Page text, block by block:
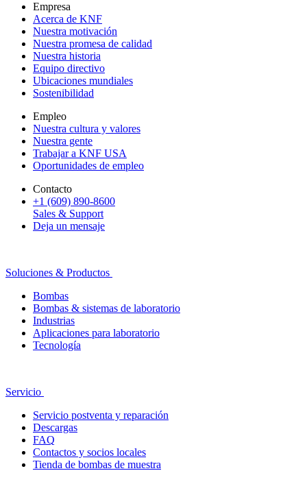
Empresa
Acerca de KNF
Nuestra motivación
Nuestra promesa de calidad
Nuestra historia
Equipo directivo
Ubicaciones mundiales
Sostenibilidad
Empleo
Nuestra cultura y valores
Nuestra gente
Trabajar a KNF USA
Oportunidades de empleo
Contacto
+1 (609) 890-8600
Sales & Support
Deja un mensaje
Soluciones & Productos
Bombas
Bombas & sistemas de laboratorio
Industrias
Aplicaciones para laboratorio
Tecnología
Servicio
Servicio postventa y reparación
Descargas
FAQ
Contactos y socios locales
Tienda de bombas de muestra